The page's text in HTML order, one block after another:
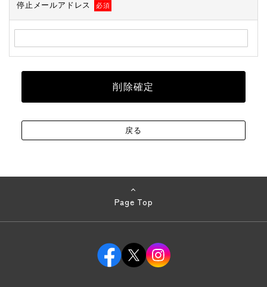
停止メールアドレス 必須
Page Top